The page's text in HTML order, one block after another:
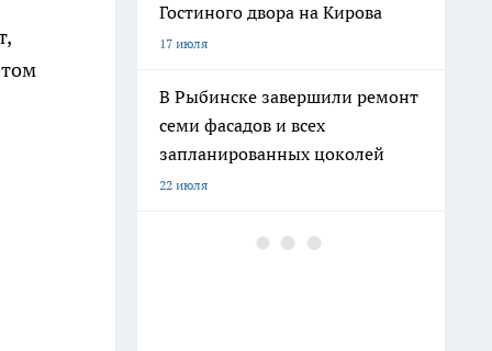
Гостиного двора на Кирова
17 июля
В Рыбинске завершили ремонт
семи фасадов и всех
запланированных цоколей
22 июля
В Рыбинске осудили